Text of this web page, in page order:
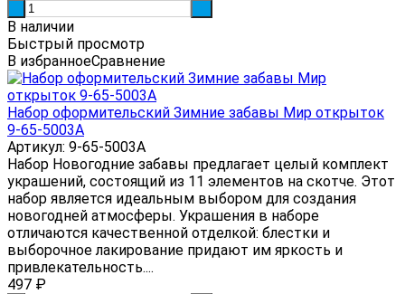
В наличии
Быстрый просмотр
В избранноеСравнение
Набор оформительский Зимние забавы Мир открыток
9-65-5003А
Артикул: 9-65-5003А
Набор Новогодние забавы предлагает целый комплект
украшений, состоящий из 11 элементов на скотче. Этот
набор является идеальным выбором для создания
новогодней атмосферы. Украшения в наборе
отличаются качественной отделкой: блестки и
выборочное лакирование придают им яркость и
привлекательность....
497 ₽